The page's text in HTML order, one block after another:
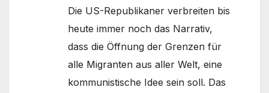
Die US-Republikaner verbreiten bis
heute immer noch das Narrativ,
dass die Öffnung der Grenzen für
alle Migranten aus aller Welt, eine
kommunistische Idee sein soll. Das